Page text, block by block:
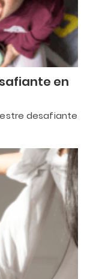
en
desafiante